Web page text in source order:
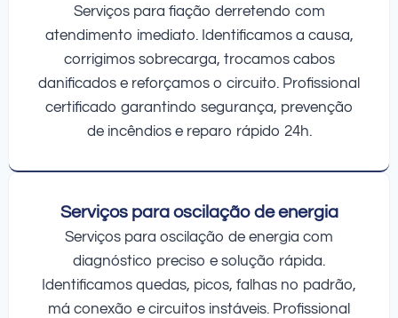
Serviços para fiação derretendo com
atendimento imediato. Identificamos a causa,
corrigimos sobrecarga, trocamos cabos
danificados e reforçamos o circuito. Profissional
certificado garantindo segurança, prevenção
de incêndios e reparo rápido 24h.
Serviços para oscilação de energia
Serviços para oscilação de energia com
diagnóstico preciso e solução rápida.
Identificamos quedas, picos, falhas no padrão,
má conexão e circuitos instáveis. Profissional